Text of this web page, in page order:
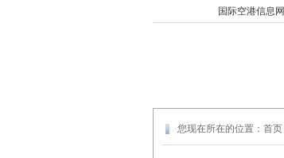
国际空港信息网
您现在所在的位置： 首页